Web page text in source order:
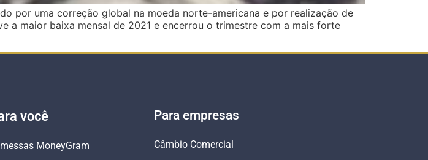
por uma correção global na moeda norte-americana e por realização de
a maior baixa mensal de 2021 e encerrou o trimestre com a mais forte
você
MoneyGram
Para empresas
Câmbio Comercial